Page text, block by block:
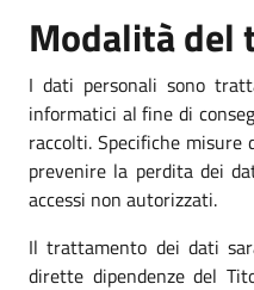
Modalità
I dati personali sono
informatici al fine di
raccolti. Specifiche misure
prevenire la perdita dei
accessi non autorizzati.
Il trattamento dei dati
dirette dipendenze del